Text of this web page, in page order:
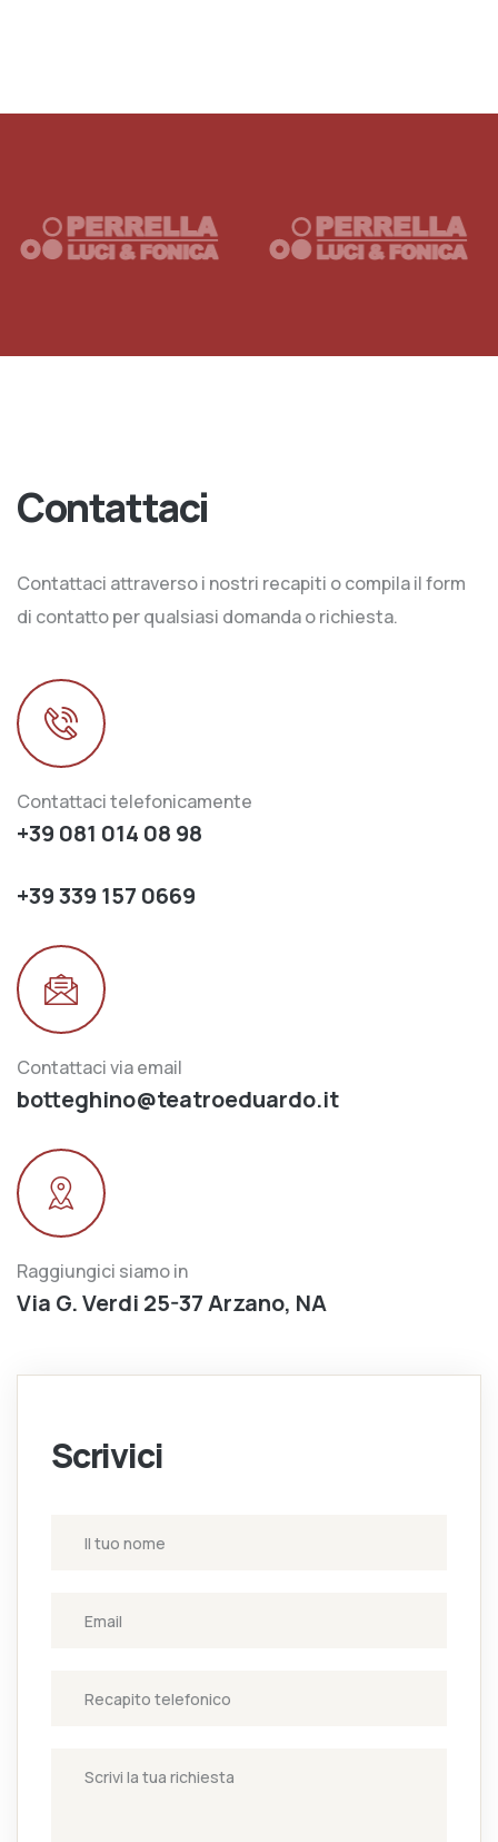
Contattaci
Contattaci attraverso i nostri recapiti o compila il form
di contatto per qualsiasi domanda o richiesta.
Contattaci telefonicamente
+39 081 014 08 98
+39 339 157 0669
Contattaci via email
botteghino@teatroeduardo.it
Raggiungici siamo in
Via G. Verdi 25-37 Arzano, NA
Scrivici